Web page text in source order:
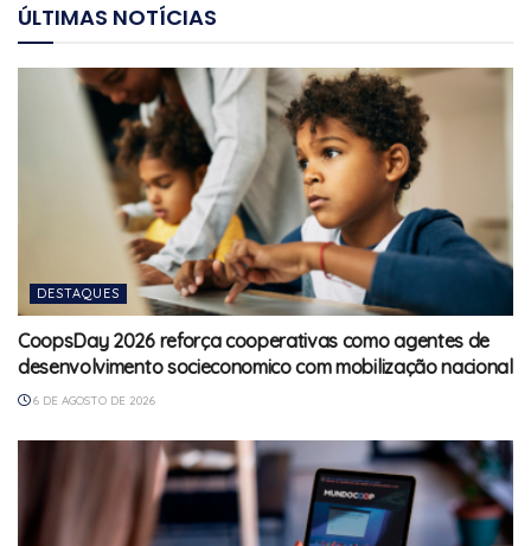
ÚLTIMAS NOTÍCIAS
DESTAQUES
CoopsDay 2026 reforça cooperativas como agentes de
desenvolvimento socieconomico com mobilização nacional
6 DE AGOSTO DE 2026